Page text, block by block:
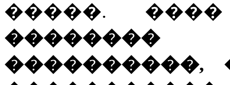
�����.
����������,